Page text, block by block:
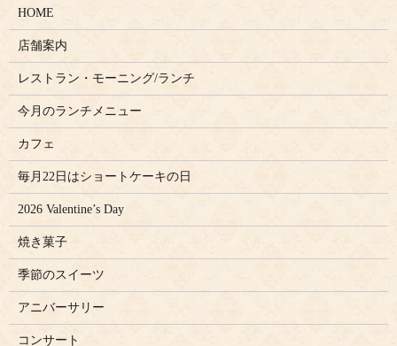
HOME
店舗案内
レストラン・モーニング/ランチ
今月のランチメニュー
カフェ
毎月22日はショートケーキの日
2026 Valentine’s Day
焼き菓子
季節のスイーツ
アニバーサリー
コンサート